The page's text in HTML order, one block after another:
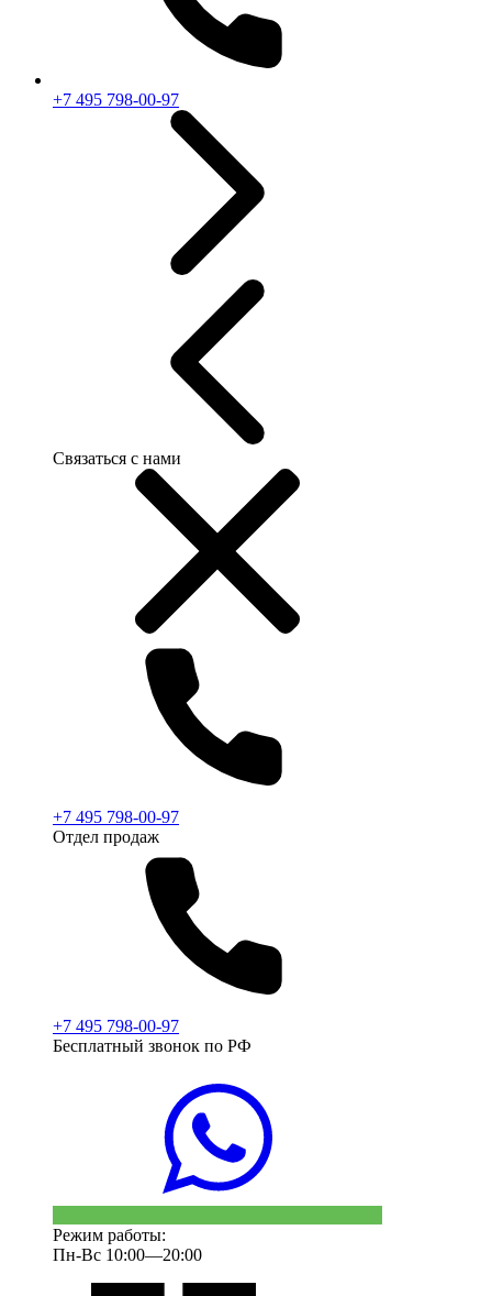
+7 495 798-00-97
Связаться с нами
+7 495 798-00-97
Отдел продаж
+7 495 798-00-97
Бесплатный звонок по РФ
Режим работы:
Пн-Вс 10:00—20:00